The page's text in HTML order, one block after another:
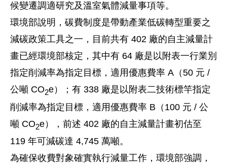
候變遷調適研究及溫室氣體減量事項等。
環境部說明，碳費制度是帶動產業低碳轉型重要之
減碳政策工具之一，目前共有 402 廠的自主減量計
畫已經環境部核定，其中有 64 廠是以附表一行業別
指定削減率為指定目標，適用優惠費率 A（50 元 /
公噸 CO2e）；有 338 廠是以附表二技術標竿指定
削減率為指定目標，適用優惠費率 B（100 元 / 公
噸 CO2e），前述 402 廠的自主減量計畫初估至
119 年可減碳達 4,745 萬噸。
為確保收費對象確實執行減量工作，環境部強調，